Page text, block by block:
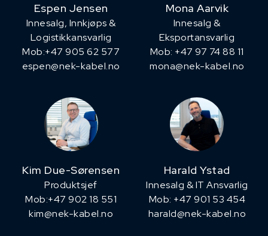
Espen Jensen
Innesalg, ​Innkjøps &
Logistikkansvarlig
Mob:+47 905 62 577
espen@nek-kabel.no
Mona Aarvik
Innesalg &
Eksportansvarlig
Mob: +47 97 74 88 11
mona@nek-kabel.no
Kim Due-Sørensen
Produktsjef
​Mob:+47 902 18 551
kim@nek-kabel.no
Harald Ystad
Innesalg & IT Ansvarlig
Mob: +47 901 53 454
harald@nek-kabel.no